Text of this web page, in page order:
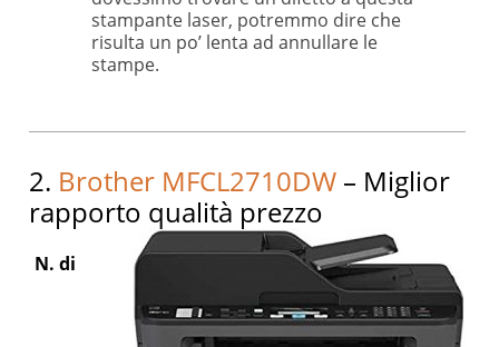
stampante laser, potremmo dire che
risulta un po’ lenta ad annullare le
stampe.
2. Brother MFCL2710DW – Miglior
rapporto qualità prezzo
N. di